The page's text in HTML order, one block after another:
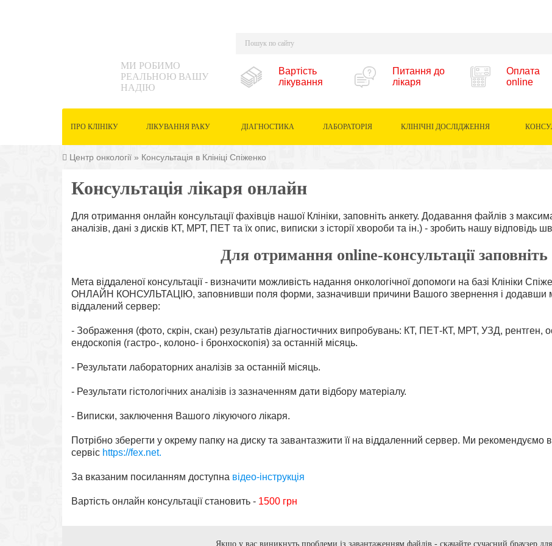
МИ РОБИМО
РЕАЛЬНОЮ ВАШУ
НАДІЮ
Вартість
лікування
Питання до
лікаря
Оплата
online
ПРО КЛІНІКУ ЛІКУВАННЯ РАКУ ДІАГНОСТИКА ЛАБОРАТОРІЯ КЛІНІЧНІ ДОСЛІДЖЕННЯ
Центр онкології » Консультація в Клініці Спіженко
Консультація лікаря онлайн
Для отримання онлайн консультації фахівців нашої Клініки, заповніть анкету. Додавання файлів з
аналізів, дані з дисків КТ, МРТ, ПЕТ та їх опис, виписки з історії хвороби та ін.) - зробить нашу відповідь
Для отримання online-консультації
Мета віддаленої консультації - визначити можливість надання онкологічної допомоги на базі Клініки
ОНЛАЙН КОНСУЛЬТАЦІЮ, заповнивши поля форми, зазначивши причини Вашого звернення і додавши
віддалений сервер:
- Зображення (фото, скрін, скан) результатів діагностичних випробувань: КТ, ПЕТ-КТ, МРТ, УЗД, рентген,
ендоскопія (гастро-, колоно- і бронхоскопія) за останній місяць.
- Результати лабораторних аналізів за останній місяць.
- Результати гістологічних аналізів із зазначенням дати відбору матеріалу.
- Виписки, заключення Вашого лікуючого лікаря.
Потрібно зберегти у окрему папку на диску та завантазжити її на віддаленний сервер. Ми рекомендуємо
сервіс https://fex.net.
За вказаним посиланням доступна відео-інструкція
Вартість онлайн консультації становить - 1500 грн
Якщо у вас виникнуть проблеми із завантаженням файлів - скачайте сучасний браузер